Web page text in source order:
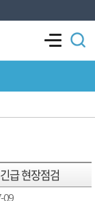
급 현장점검
09